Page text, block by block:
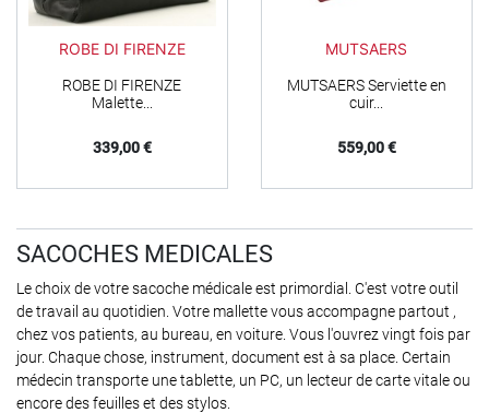
ROBE DI FIRENZE
ROBE DI FIRENZE
Malette...
Prix
339,00 €
MUTSAERS
MUTSAERS Serviette en
cuir...
Prix
559,00 €
SACOCHES MEDICALES
Le choix de votre sacoche médicale est primordial. C'est votre outil
de travail au quotidien. Votre mallette vous accompagne partout ,
chez vos patients, au bureau, en voiture. Vous l'ouvrez vingt fois par
jour. Chaque chose, instrument, document est à sa place. Certain
médecin transporte une tablette, un PC, un lecteur de carte vitale ou
encore des feuilles et des stylos.